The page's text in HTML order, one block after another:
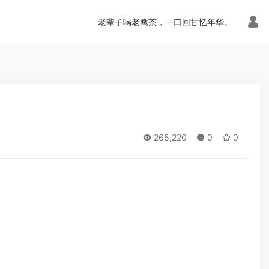
老辈子喝老鹰茶，一口回甘忆年华。
265,220 0 0